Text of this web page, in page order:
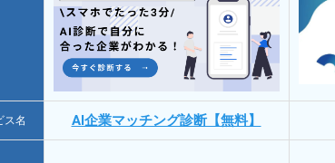
ス名 AI企業マッチング診断【無料】